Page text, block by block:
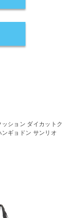
ション ダイカット
ンギョドン サンリオ